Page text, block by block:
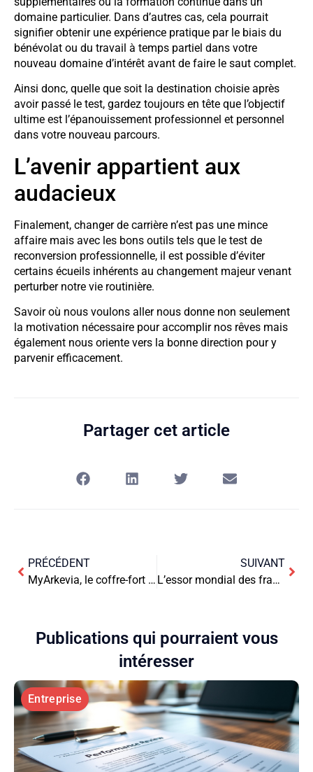
domaine particulier. Dans d’autres cas, cela pourrait
signifier obtenir une expérience pratique par le biais du
bénévolat ou du travail à temps partiel dans votre
nouveau domaine d’intérêt avant de faire le saut complet.
Ainsi donc, quelle que soit la destination choisie après
avoir passé le test, gardez toujours en tête que l’objectif
ultime est l’épanouissement professionnel et personnel
dans votre nouveau parcours.
L’avenir appartient aux
audacieux
Finalement, changer de carrière n’est pas une mince
affaire mais avec les bons outils tels que le test de
reconversion professionnelle, il est possible d’éviter
certains écueils inhérents au changement majeur venant
perturber notre vie routinière.
Savoir où nous voulons aller nous donne non seulement
la motivation nécessaire pour accomplir nos rêves mais
également nous oriente vers la bonne direction pour y
parvenir efficacement.
Partager cet article
PRÉCÉDENT
MyArkevia, le coffre-fort numérique dédié aux professionnels : Sécurité et accessibilité garanties
SUIVANT
L’essor mondial des franchises de pizza : un marché en plein essor
Publications qui pourraient vous
intéresser
Entreprise